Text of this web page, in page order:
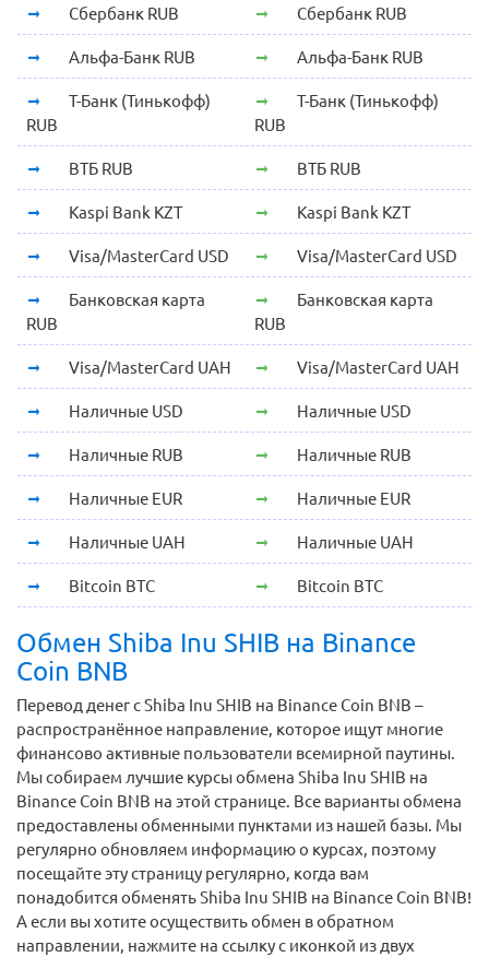
Сбербанк RUB Сбербанк RUB
Альфа-Банк RUB Альфа-Банк RUB
Т-Банк (Тинькофф)
RUB
Т-Банк (Тинькофф)
RUB
ВТБ RUB ВТБ RUB
Kaspi Bank KZT Kaspi Bank KZT
Visa/MasterCard USD Visa/MasterCard USD
Банковская карта
RUB
Банковская карта
RUB
Visa/MasterCard UAH Visa/MasterCard UAH
Наличные USD Наличные USD
Наличные RUB Наличные RUB
Наличные EUR Наличные EUR
Наличные UAH Наличные UAH
Bitcoin BTC Bitcoin BTC
Обмен Shiba Inu SHIB на Binance
Coin BNB
Перевод денег с Shiba Inu SHIB на Binance Coin BNB –
распространённое направление, которое ищут многие
финансово активные пользователи всемирной паутины.
Мы собираем лучшие курсы обмена Shiba Inu SHIB на
Binance Coin BNB на этой странице. Все варианты обмена
предоставлены обменными пунктами из нашей базы. Мы
регулярно обновляем информацию о курсах, поэтому
посещайте эту страницу регулярно, когда вам
понадобится обменять Shiba Inu SHIB на Binance Coin BNB!
А если вы хотите осуществить обмен в обратном
направлении, нажмите на ссылку с иконкой из двух